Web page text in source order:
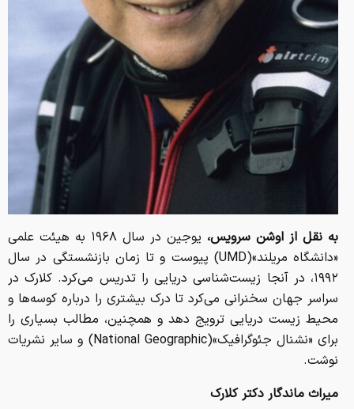
به نقل از اوشن سرویس،
یوجین در سال ۱۹۶۸ به هیئت علمی
«دانشگاه مریلند»(UMD) پیوست و تا زمان بازنشستگی‌ در سال
۱۹۹۲، در آنجا زیست‌شناسی دریایی را تدریس می‌کرد. کلارک در
سراسر جهان سخنرانی می‌کرد تا درک بیشتری را درباره کوسه‌ها و
محیط زیست دریایی ترویج دهد و همچنین، مطالب بسیاری را
برای «نشنال جئوگرافیک»(National Geographic) و سایر نشریات
نوشت.
میراث ماندگار دکتر کلارک